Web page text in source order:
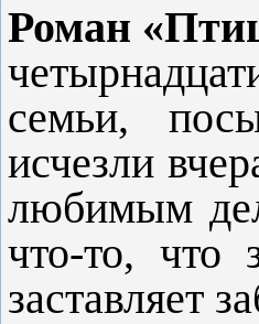
Роман
семьи,
исчезли
любимым
что-то,
заставляет